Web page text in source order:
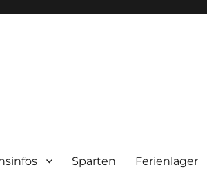
Sparten Ferienlager